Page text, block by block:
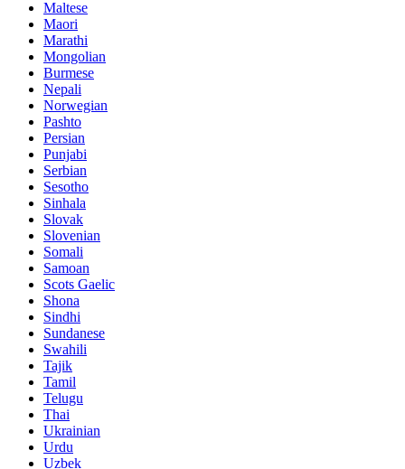
Maltese
Maori
Marathi
Mongolian
Burmese
Nepali
Norwegian
Pashto
Persian
Punjabi
Serbian
Sesotho
Sinhala
Slovak
Slovenian
Somali
Samoan
Scots Gaelic
Shona
Sindhi
Sundanese
Swahili
Tajik
Tamil
Telugu
Thai
Ukrainian
Urdu
Uzbek